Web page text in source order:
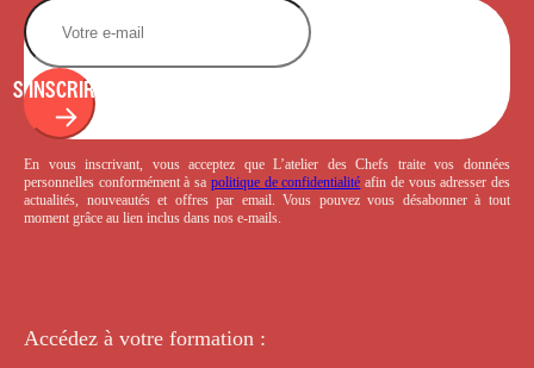
S'INSCRIRE
En vous inscrivant, vous acceptez que L’atelier des Chefs traite vos données
personnelles conformément à sa politique de confidentialité afin de vous adresser des
actualités, nouveautés et offres par email. Vous pouvez vous désabonner à tout
moment grâce au lien inclus dans nos e-mails.
Accédez à votre formation :